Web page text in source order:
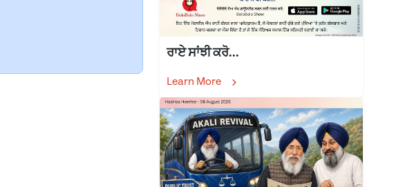
ਰਾਏ ਸਾਂਝੀ ਕਰੋ...
Learn More